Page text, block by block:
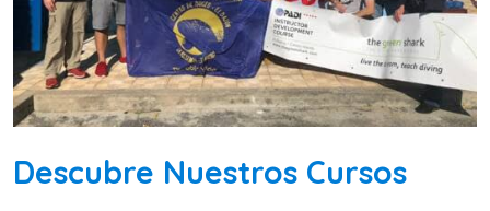
Descubre Nuestros Cursos